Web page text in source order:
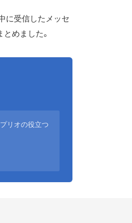
に受信したメッセ
めました。
リオの役立つ